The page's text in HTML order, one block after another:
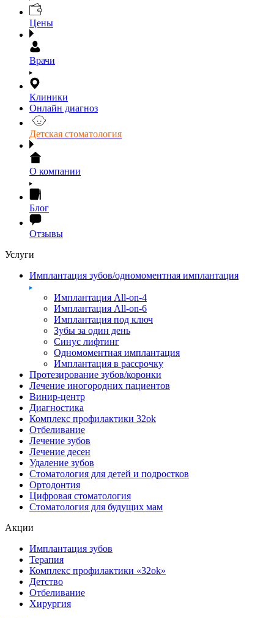
Цены
Врачи
Клиники
Онлайн диагноз
Детская стоматология
О компании
Блог
Отзывы
Услуги
Имплантация зубов/одномоментная имплантация
Имплантация All-on-4
Имплантация All-on-6
Имплантация под ключ
Зубы за один день
Синус лифтинг
Одномоментная имплантация
Имплантация в рассрочку
Протезирование зубов/коронки
Лечение иногородних пациентов
Винир-центр
Диагностика
Комплекс профилактики 32ok
Отбеливание
Лечение зубов
Лечение десен
Удаление зубов
Стоматология для детей и подростков
Ортодонтия
Цифровая стоматология
Стоматология для будущих мам
Акции
Имплантация зубов
Терапия
Комплекс профилактики «32ok»
Детство
Отбеливание
Хирургия